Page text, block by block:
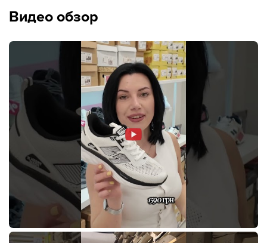
Видео обзор